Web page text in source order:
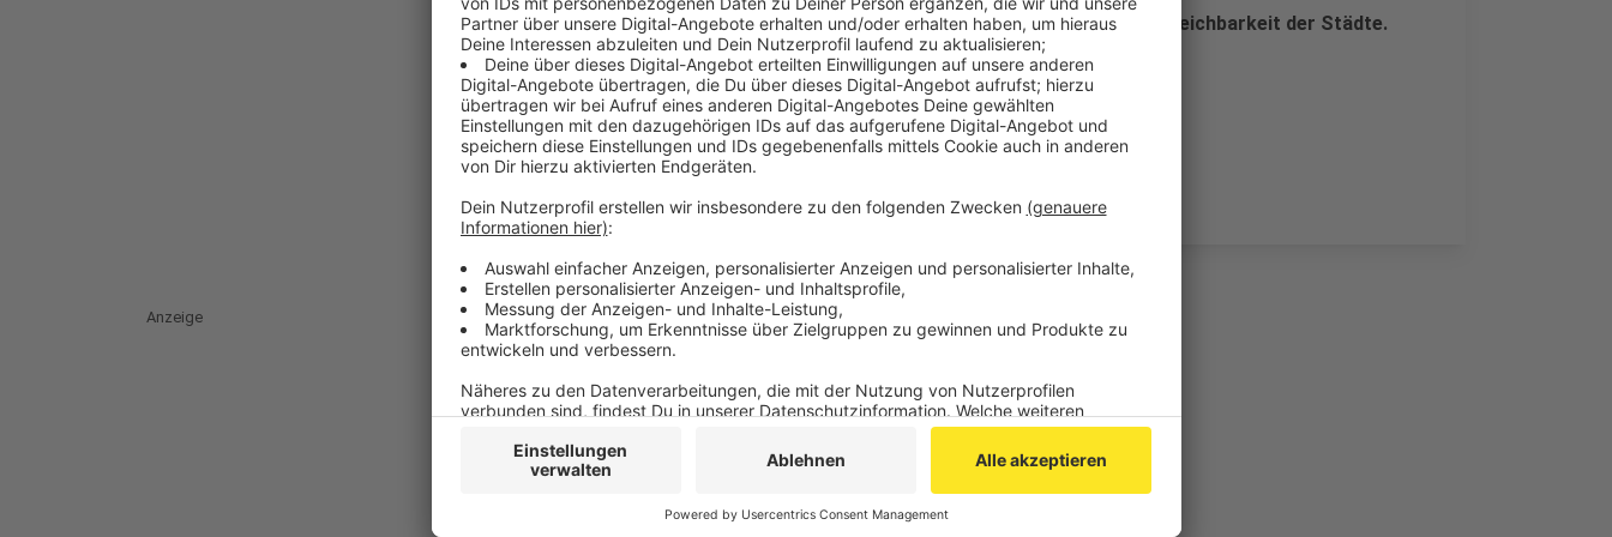
Untersucht wurden u.a. die Bildung, die Innovation und die Erreichbarkeit der Städte.
Veröffentlicht:Donnerstag, 07.11.2019 17:04
Anzeige
Anzeige